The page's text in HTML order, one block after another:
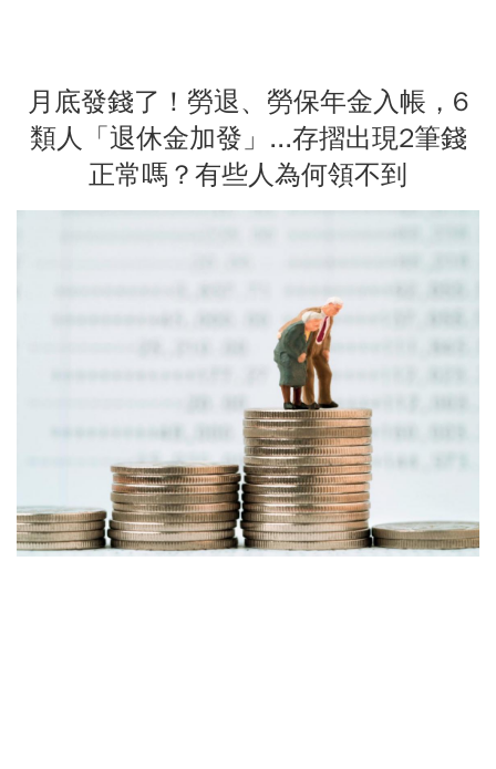
月底發錢了！勞退、勞保年金入帳，6
類人「退休金加發」...存摺出現2筆錢
正常嗎？有些人為何領不到